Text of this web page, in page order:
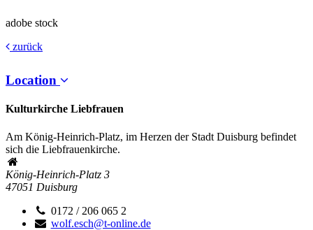
adobe stock
zurück
Location
Kulturkirche Liebfrauen
Am König-Heinrich-Platz, im Herzen der Stadt Duisburg befindet
sich die Liebfrauenkirche.
König-Heinrich-Platz 3
47051 Duisburg
0172 / 206 065 2
wolf.esch@t-online.de